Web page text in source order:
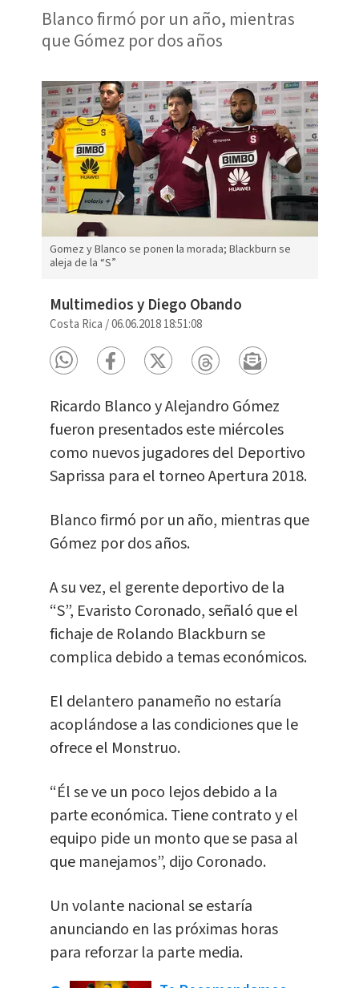
Blanco firmó por un año, mientras
que Gómez por dos años
Gomez y Blanco se ponen la morada; Blackburn se
aleja de la “S”
Multimedios y Diego Obando
Costa Rica /06.06.2018 18:51:08
Ricardo Blanco y Alejandro Gómez
fueron presentados este miércoles
como nuevos jugadores del Deportivo
Saprissa para el torneo Apertura 2018.
Blanco firmó por un año, mientras que
Gómez por dos años.
A su vez, el gerente deportivo de la
“S”, Evaristo Coronado, señaló que el
fichaje de Rolando Blackburn se
complica debido a temas económicos.
El delantero panameño no estaría
acoplándose a las condiciones que le
ofrece el Monstruo.
“Él se ve un poco lejos debido a la
parte económica. Tiene contrato y el
equipo pide un monto que se pasa al
que manejamos”, dijo Coronado.
Un volante nacional se estaría
anunciando en las próximas horas
para reforzar la parte media.